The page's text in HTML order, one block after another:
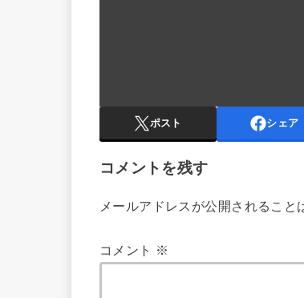
ポスト シェア
コメントを残す
メールアドレスが公開されること
コメント ※